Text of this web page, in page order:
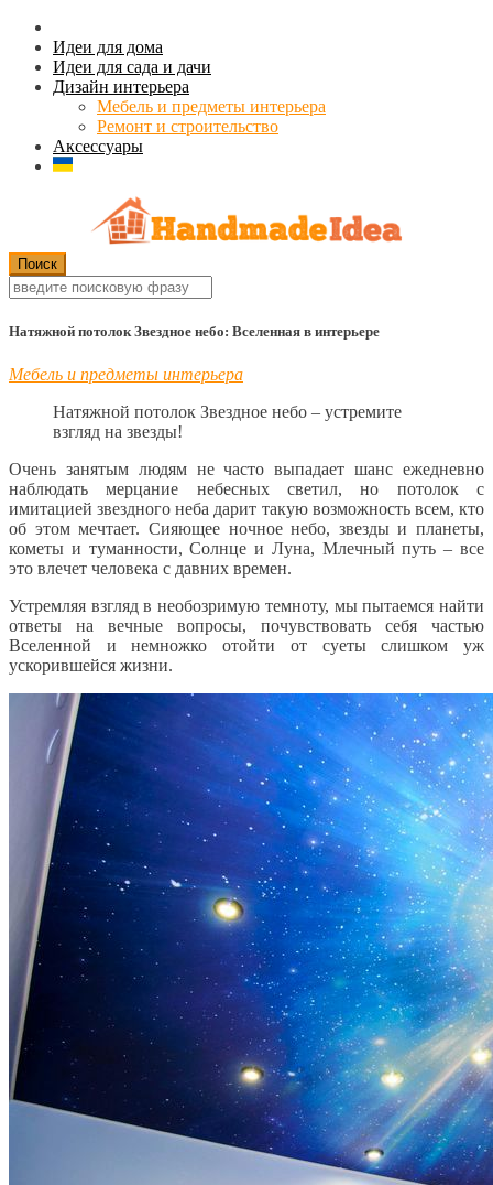
Идеи для дома
Идеи для сада и дачи
Дизайн интерьера
Мебель и предметы интерьера
Ремонт и строительство
Аксессуары
Натяжной потолок Звездное небо: Вселенная в интерьере
Мебель и предметы интерьера
Натяжной потолок Звездное небо – устремите
взгляд на звезды!
Очень занятым людям не часто выпадает шанс ежедневно
наблюдать мерцание небесных светил, но потолок с
имитацией звездного неба дарит такую возможность всем, кто
об этом мечтает. Сияющее ночное небо, звезды и планеты,
кометы и туманности, Солнце и Луна, Млечный путь – все
это влечет человека с давних времен.
Устремляя взгляд в необозримую темноту, мы пытаемся найти
ответы на вечные вопросы, почувствовать себя частью
Вселенной и немножко отойти от суеты слишком уж
ускорившейся жизни.